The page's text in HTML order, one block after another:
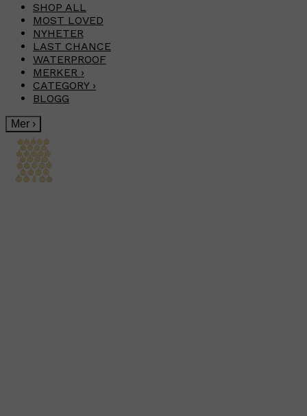
SHOP ALL
MOST LOVED
NYHETER
LAST CHANCE
WATERPROOF
MERKER ›
CATEGORY ›
BLOGG
Mer ›